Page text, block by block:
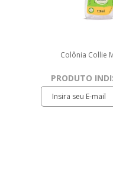
Colônia Collie
PRODUTO